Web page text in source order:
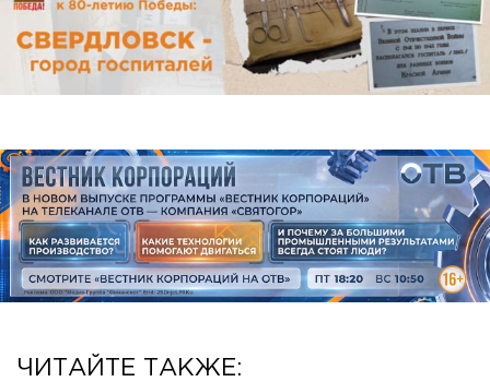
ЧИТАЙТЕ ТАКЖЕ: